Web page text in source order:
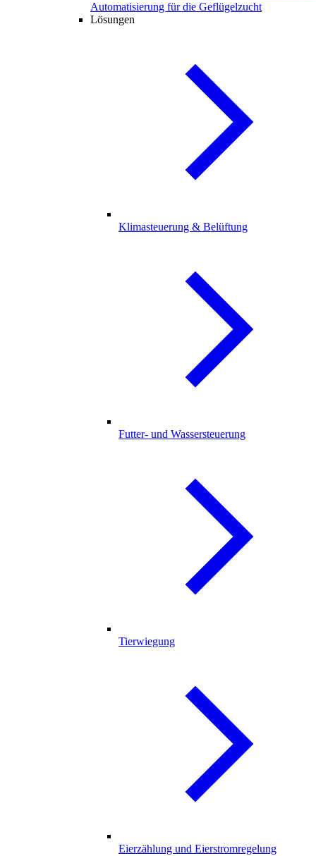
Automatisierung für die Geflügelzucht
Lösungen
Klimasteuerung & Belüftung
Futter- und Wassersteuerung
Tierwiegung
Eierzählung und Eierstromregelung